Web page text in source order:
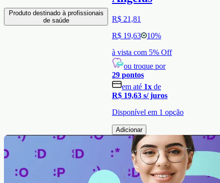
Produto destinado à profissionais
de saúde
R$ 21,81
R$ 19,63
10%
à vista com 5% Off
ou troque por
29 pontos
em até 1x de
R$ 19,63 s/ juros
Disponível em 1 opção
Adicionar